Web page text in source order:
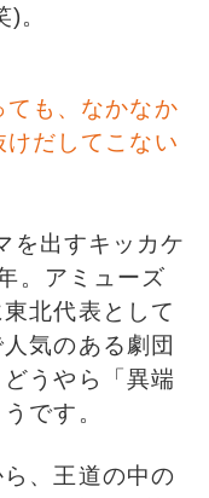
。
ても、なかなか
けだしてこない
を出すキッカケ
。アミューズ
北代表として
気のある劇団
うやら「異端
です。
ら、王道の中の